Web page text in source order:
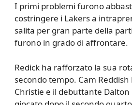
I primi problemi furono
costringere i Lakers a
salita per gran parte della
furono in grado di affrontare.
Redick ha rafforzato la sua
secondo tempo. Cam
Christie e il debuttante